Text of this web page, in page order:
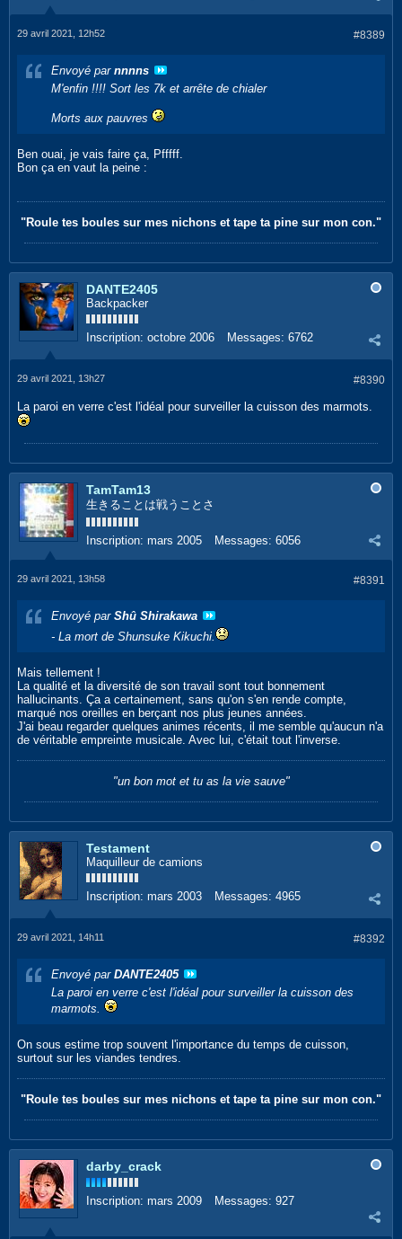
#8389
29 avril 2021, 12h52
Envoyé par nnnns
M'enfin !!!! Sort les 7k et arrête de chialer
Morts aux pauvres
Ben ouai, je vais faire ça, Pfffff.
Bon ça en vaut la peine :
"Roule tes boules sur mes nichons et tape ta pine sur mon con."
DANTE2405
Backpacker
Inscription: octobre 2006 Messages: 6762
#8390
29 avril 2021, 13h27
La paroi en verre c'est l'idéal pour surveiller la cuisson des marmots.
TamTam13
生きることは戦うことさ
Inscription: mars 2005 Messages: 6056
#8391
29 avril 2021, 13h58
Envoyé par Shû Shirakawa
- La mort de Shunsuke Kikuchi.
Mais tellement !
La qualité et la diversité de son travail sont tout bonnement
hallucinants. Ça a certainement, sans qu'on s'en rende compte,
marqué nos oreilles en berçant nos plus jeunes années.
J'ai beau regarder quelques animes récents, il me semble qu'aucun n'a
de véritable empreinte musicale. Avec lui, c'était tout l'inverse.
"un bon mot et tu as la vie sauve"
Testament
Maquilleur de camions
Inscription: mars 2003 Messages: 4965
#8392
29 avril 2021, 14h11
Envoyé par DANTE2405
La paroi en verre c'est l'idéal pour surveiller la cuisson des
marmots.
On sous estime trop souvent l'importance du temps de cuisson,
surtout sur les viandes tendres.
"Roule tes boules sur mes nichons et tape ta pine sur mon con."
darby_crack
Inscription: mars 2009 Messages: 927